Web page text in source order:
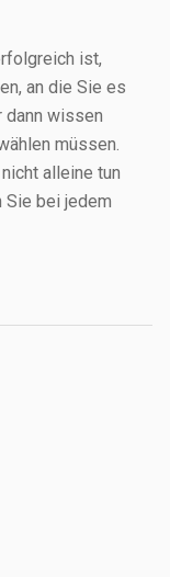
ist,
an die Sie es
dann wissen
müssen.
alleine tun
Sie bei jedem